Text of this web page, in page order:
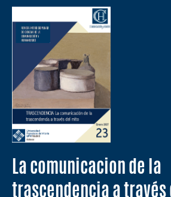
La comunicacion de la
trascendencia a